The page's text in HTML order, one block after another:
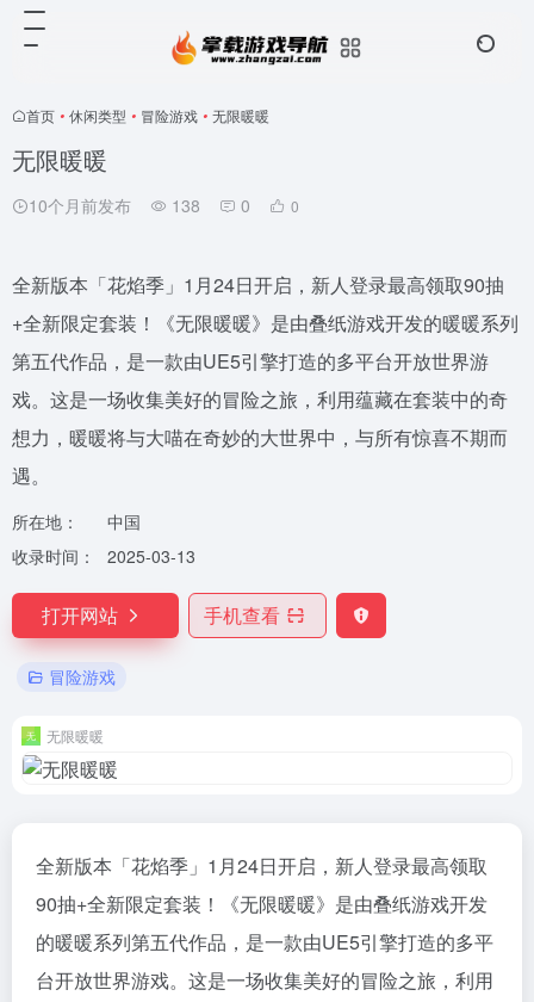
首页 • 休闲类型 • 冒险游戏 • 无限暖暖
无限暖暖
10个月前发布 138 0 0
全新版本「花焰季」1月24日开启，新人登录最高领取90抽
+全新限定套装！《无限暖暖》是由叠纸游戏开发的暖暖系列
第五代作品，是一款由UE5引擎打造的多平台开放世界游
戏。这是一场收集美好的冒险之旅，利用蕴藏在套装中的奇
想力，暖暖将与大喵在奇妙的大世界中，与所有惊喜不期而
遇。
所在地：
中国
收录时间：
2025-03-13
打开网站 手机查看
冒险游戏
无限暖暖
全新版本「花焰季」1月24日开启，新人登录最高领取
90抽+全新限定套装！《无限暖暖》是由叠纸游戏开发
的暖暖系列第五代作品，是一款由UE5引擎打造的多平
台开放世界游戏。这是一场收集美好的冒险之旅，利用